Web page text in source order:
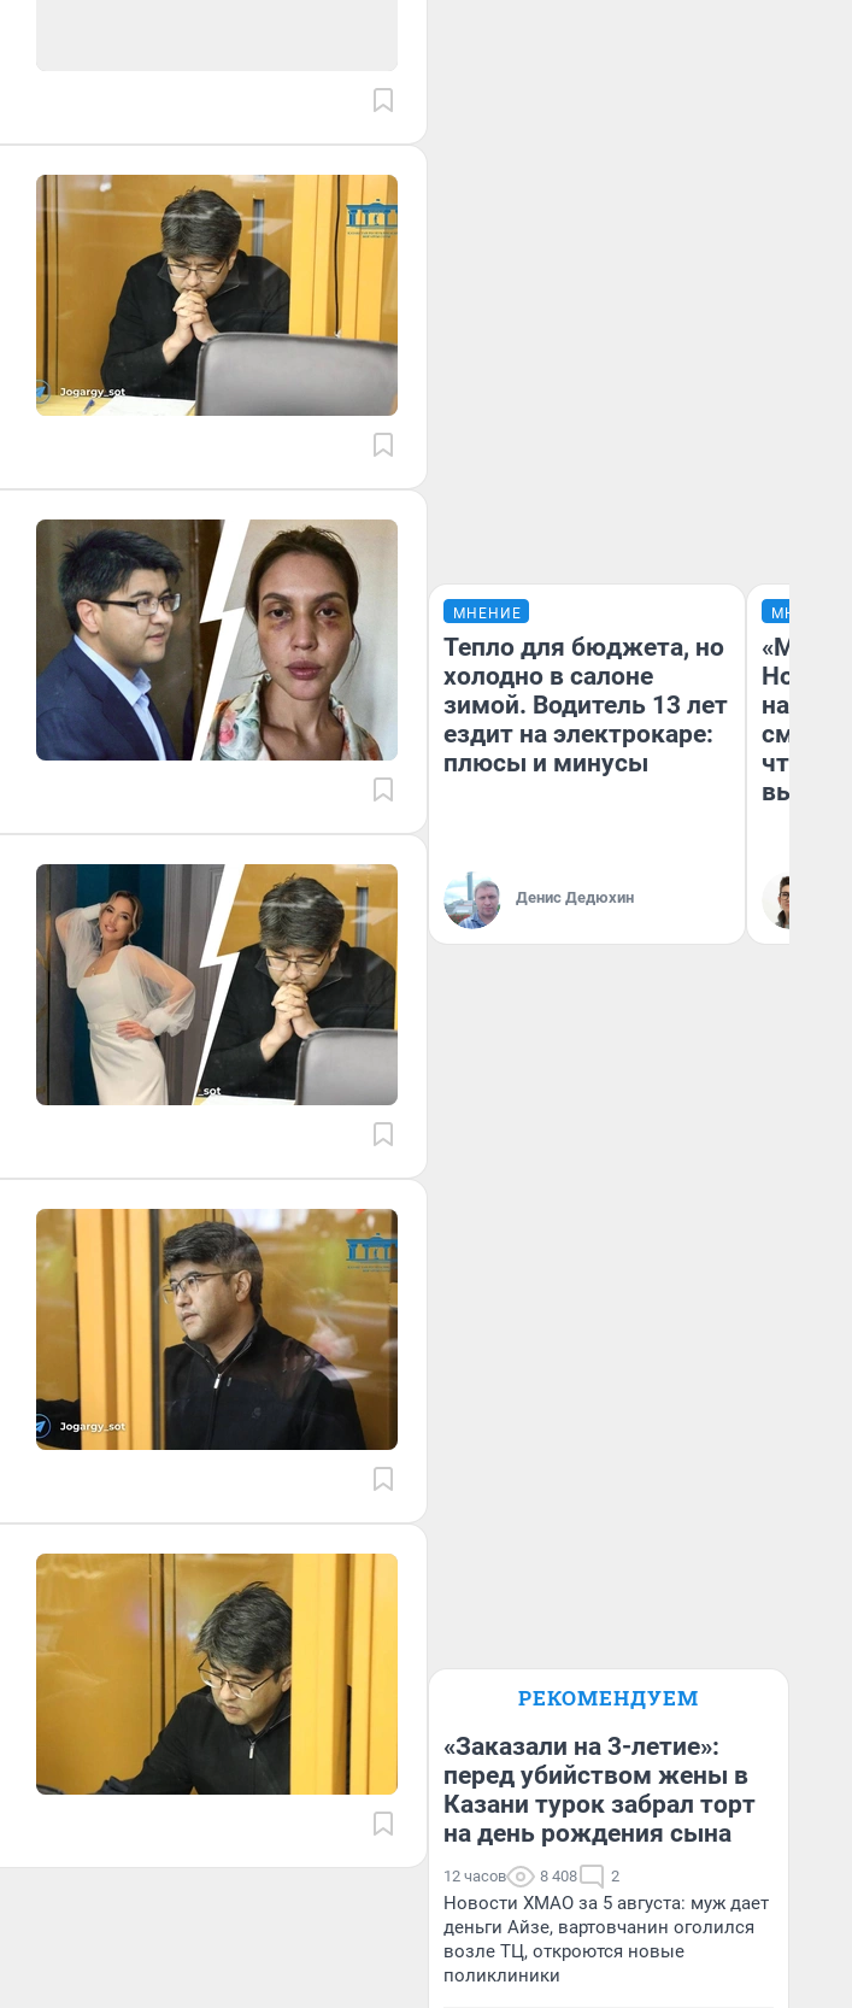
МНЕНИЕ
Тепло для бюджета, но
холодно в салоне
зимой. Водитель 13 лет
ездит на электрокаре:
плюсы и минусы
Денис Дедюхин
МНЕНИЕ
«Мы
чтобы
РЕКОМЕНДУЕМ
«Заказали на 3-летие»:
перед убийством жены в
Казани турок забрал торт
на день рождения сына
12 часов 8 408 2
Новости ХМАО за 5 августа: муж дает
деньги Айзе, вартовчанин оголился
возле ТЦ, откроются новые
поликлиники